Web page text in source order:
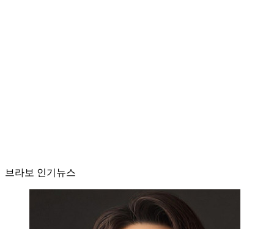
브라보 인기뉴스